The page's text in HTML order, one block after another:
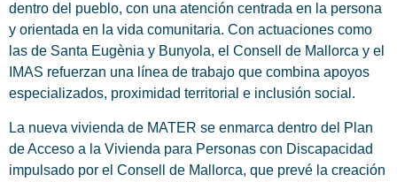
dentro del pueblo, con una atención centrada en la persona
y orientada en la vida comunitaria. Con actuaciones como
las de Santa Eugènia y Bunyola, el Consell de Mallorca y el
IMAS refuerzan una línea de trabajo que combina apoyos
especializados, proximidad territorial e inclusión social.
La nueva vivienda de MATER se enmarca dentro del Plan
de Acceso a la Vivienda para Personas con Discapacidad
impulsado por el Consell de Mallorca, que prevé la creación